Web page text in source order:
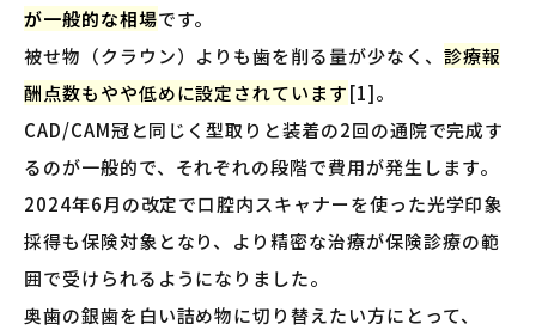
が一般的な相場です。
被せ物（クラウン）よりも歯を削る量が少なく、 診療報
酬点数もやや低めに設定されています[1]。
CAD/CAM冠と同じく型取りと装着の2回の通院で完成す
るのが一般的で、それぞれの段階で費用が発生します。
2024年6月の改定で口腔内スキャナーを使った光学印象
採得も保険対象となり、より精密な治療が保険診療の範
囲で受けられるようになりました。
奥歯の銀歯を白い詰め物に切り替えたい方にとって、